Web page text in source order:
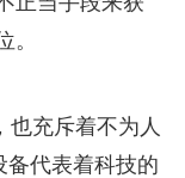
。
也充斥着不为人
备代表着科技的